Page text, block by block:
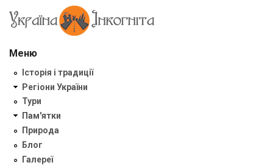
Меню
Історія і традиції
Регіони України
Тури
Пам'ятки
Природа
Блог
Галереї